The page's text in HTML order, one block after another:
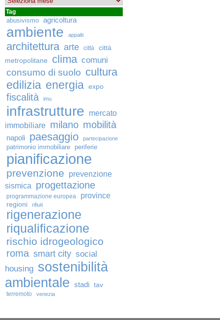
Tag
abusivismo agricoltura
ambiente appalti
architettura arte città
città
metropolitane
clima comuni
consumo di suolo cultura
edilizia energia expo
fiscalità imu
infrastrutture
mercato
immobiliare milano mobilità
napoli paesaggio partecipazione
patrimonio immobiliare periferie
pianificazione
prevenzione
prevenzione
sismica
progettazione
programmazione europea province
regioni rifiuti
rigenerazione
riqualificazione
rischio idrogeologico
roma smart city social
housing sostenibilità
ambientale stadi tav
terremoto venezia